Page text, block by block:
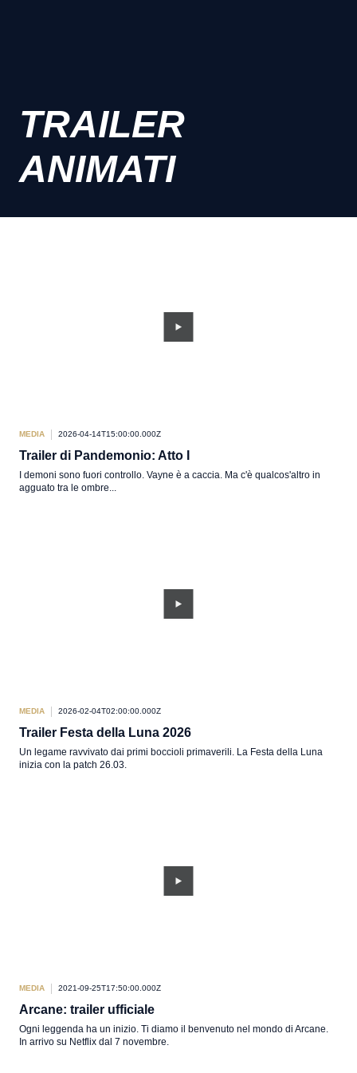
TRAILER
ANIMATI
MEDIA 2026-04-14T15:00:00.000Z
Trailer di Pandemonio: Atto I
I demoni sono fuori controllo. Vayne è a caccia. Ma c'è qualcos'altro in
agguato tra le ombre...
MEDIA 2026-02-04T02:00:00.000Z
Trailer Festa della Luna 2026
Un legame ravvivato dai primi boccioli primaverili. La Festa della Luna
inizia con la patch 26.03.
MEDIA 2021-09-25T17:50:00.000Z
Arcane: trailer ufficiale
Ogni leggenda ha un inizio. Ti diamo il benvenuto nel mondo di Arcane.
In arrivo su Netflix dal 7 novembre.